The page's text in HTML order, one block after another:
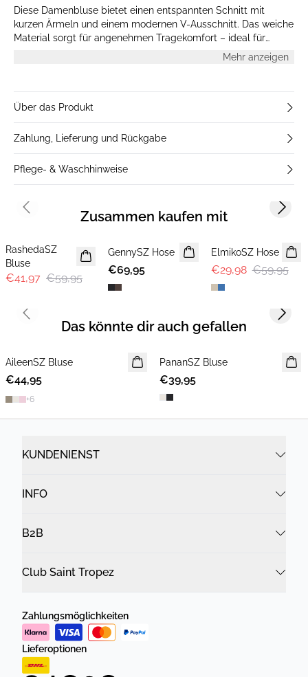
Diese Damenbluse bietet einen entspannten Schnitt mit
kurzen Ärmeln und einem modernen V-Ausschnitt. Das weiche
Material sorgt für angenehmen Tragekomfort – ideal für
Mehr anzeigen
Über das Produkt
Zahlung, Lieferung und Rückgabe
Pflege- & Waschhinweise
Zusammen kaufen mit
RashedaSZ
Bluse
€41,97 €59,95
GennySZ Hose
€69,95
-50%
ElmikoSZ Hose
€29,98 €59,95
Previous slide Next
Das könnte dir auch gefallen
NEUHEIT
AileenSZ Bluse
€44,95
+6
NEUHEIT
PananSZ Bluse
€39,95
Previous slide Next
KUNDENIENST
INFO
B2B
Club Saint Tropez
Zahlungsmöglichkeiten
Lieferoptionen